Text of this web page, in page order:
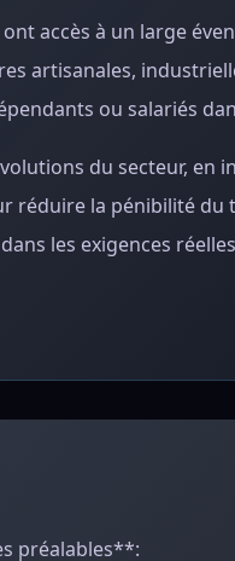
accès à un large
artisanales,
ou salariés
du secteur,
réduire la pénibilité du
les exigences
préalables**: